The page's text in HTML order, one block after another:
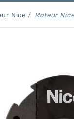
Nice Moteur